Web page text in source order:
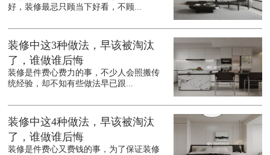
好，装修最忌只顾当下好看，不顾...
装修中这3种做法，早该被淘汰
了，谁做谁后悔
装修是件费心费力的事，不少人会照搬传
统经验，却不知有些做法早已跟...
装修中这4种做法，早该被淘汰
了，谁做谁后悔
装修是件费心又费钱的事，为了保证装修